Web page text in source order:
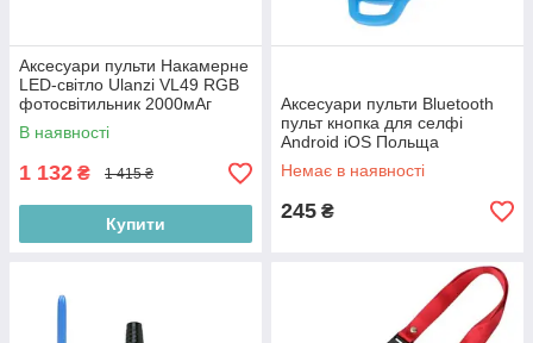
Аксесуари пульти Накамерне
LED-світло Ulanzi VL49 RGB
фотосвітильник 2000мАг
магнітне кріплення 1/4
Польща
В наявності
1 132 ₴ 1 415 ₴
Купити
Аксесуари пульти Bluetooth
пульт кнопка для селфі
Android iOS Польща
Немає в наявності
245 ₴